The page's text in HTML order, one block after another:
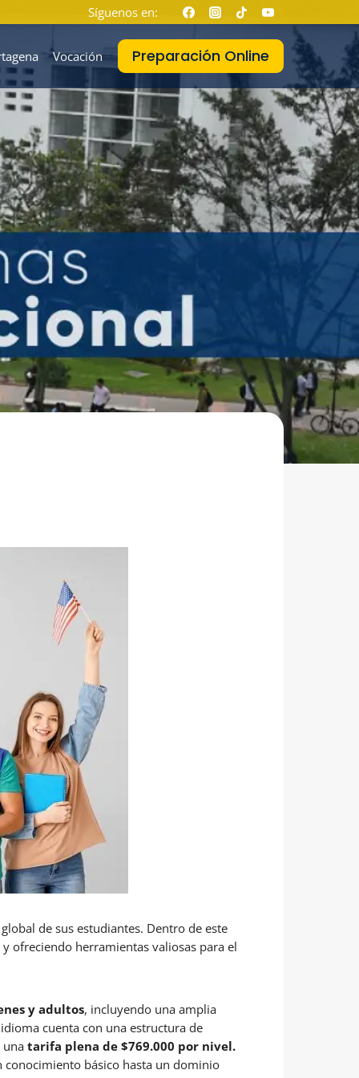
Síguenos en:
Vocación Preparación Online
de sus estudiantes. Dentro de este
ofreciendo herramientas valiosas para el
y adultos, incluyendo una amplia
cuenta con una estructura de
una tarifa plena de $769.000 por nivel.
conocimiento básico hasta un dominio